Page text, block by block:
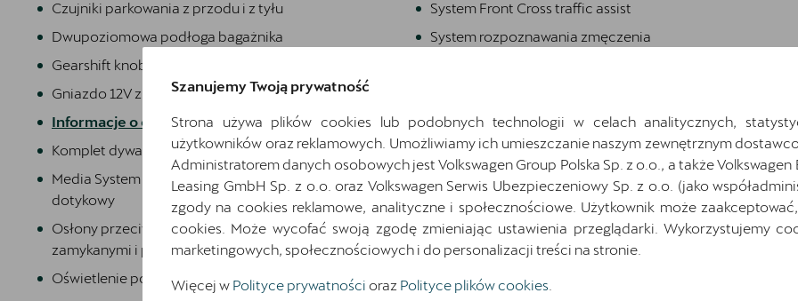
Czujniki parkowania z przodu i z tyłu
Dwupoziomowa podłoga bagażnika
Gearshift knob/handle in leather
Gniazdo 12V z przodu i 230V w bagażniku
Informacje o oponach
Komplet dywaników
Media System Plus: 12.9-calowy kolorowy ekran
dotykowy
Osłony przeciwsłoneczne kierowcy i pasażera z
zamykanymi i podświetlanymi lusterkami
Oświetlenie powitalne LED w lusterkach bocznych
System Front Cross traffic assist
System rozpoznawania zmęczenia
Zaczepy Isofix/i-Size i Top Tether na zewn.
miejscach tylnej kanapy oraz zaczep Isofix/i-Size
na fotelu pasazera
Światła do jazdy dziennej LED z automatyczną
funkcją opóźnionego wyłączania świateł Coming
and Leaving Home
Szanujemy Twoją prywatność
Strona używa plików cookies lub podobnych technologii w celach analitycznych,
użytkowników oraz reklamowych. Umożliwiamy ich umieszczanie naszym zewnętrznym
Administratorem danych osobowych jest Volkswagen Group Polska Sp. z o.o., a także Volkswagen
Leasing GmbH Sp. z o.o. oraz Volkswagen Serwis Ubezpieczeniowy Sp. z o.o. (jako
zgody na cookies reklamowe, analityczne i społecznościowe. Użytkownik może
cookies. Może wycofać swoją zgodę zmieniając ustawienia przeglądarki. Wykorzystujemy
marketingowych, społecznościowych i do personalizacji treści na stronie.
Więcej w Polityce prywatności oraz Polityce plików cookies